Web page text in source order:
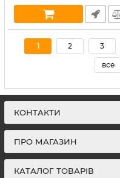
В наявності:
1 2 3
все
КОНТАКТИ
ПРО МАГАЗИН
КАТАЛОГ ТОВАРІВ